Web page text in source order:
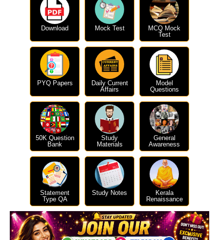
Download Mock Test
MCQ Mock
Test
PYQ Papers
Daily Current
Affairs
Model
Questions
50K Question
Bank
Study
Materials
General
Awareness
Statement
Type QA
Study Notes
Kerala
Renaissance